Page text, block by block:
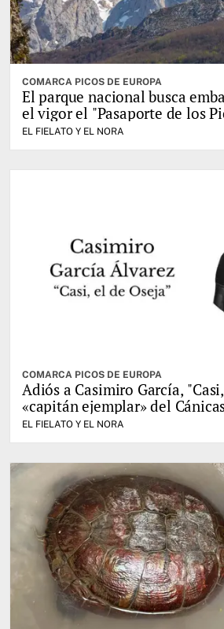
COMARCA PICOS DE EUROPA
El parque nacional busca
el vigor el "Pasaporte de los
EL FIELATO Y EL NORA
COMARCA PICOS DE EUROPA
Adiós a Casimiro García,
«capitán ejemplar» del
EL FIELATO Y EL NORA